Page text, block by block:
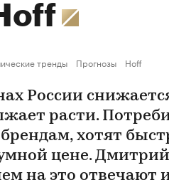
тренды Прогнозы Hoff
России
расти.
хотят
цене.
на это отвечают